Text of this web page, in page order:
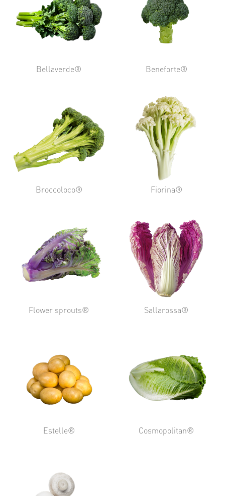
Bellaverde® Beneforte®
Broccoloco® Fiorina®
Flower sprouts® Sallarossa®
Estelle® Cosmopolitan®